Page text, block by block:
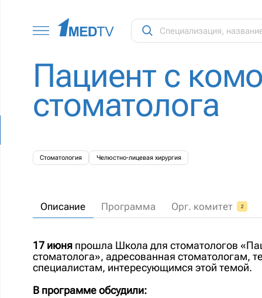
Пациент с
стоматолога
Стоматология Челюстно-лицевая хирургия
Описание Программа Орг. комитет 2
17 июня прошла Школа для стоматологов
стоматолога», адресованная стоматологам,
специалистам, интересующимся этой темой.
В программе обсудили: